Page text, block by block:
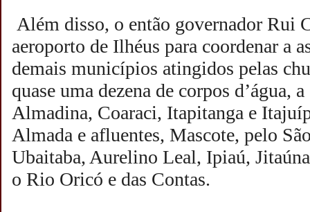
Além disso, o então governador Rui
aeroporto de Ilhéus para coordenar a
demais municípios atingidos pelas
quase uma dezena de corpos d’água,
Almadina, Coaraci, Itapitanga e
Almada e afluentes, Mascote, pelo
Ubaitaba, Aurelino Leal, Ipiaú,
o Rio Oricó e das Contas.